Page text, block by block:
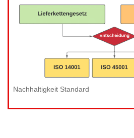
Nachhaltigkeit Standard